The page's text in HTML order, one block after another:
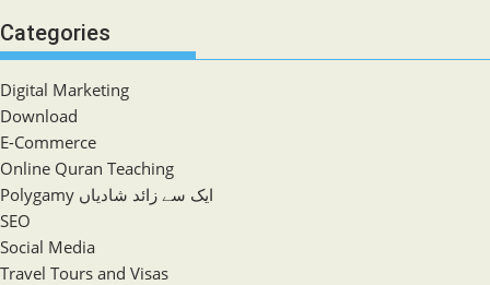
Categories
Digital Marketing
Download
E-Commerce
Online Quran Teaching
Polygamy ایک سے زائد شادیاں
SEO
Social Media
Travel Tours and Visas